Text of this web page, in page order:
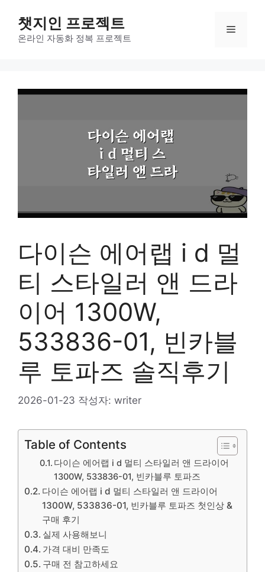
챗지인 프로젝트
온라인 자동화 정복 프로젝트
메
다이슨 에어랩 i d 멀
티 스타일러 앤 드라
이어 1300W,
533836-01, 빈카블
루 토파즈 솔직후기
2026-01-23 작성자: writer
Table of Contents
다이슨 에어랩 i d 멀티 스타일러 앤 드라이어
1300W, 533836-01, 빈카블루 토파즈
다이슨 에어랩 i d 멀티 스타일러 앤 드라이어
1300W, 533836-01, 빈카블루 토파즈 첫인상 &
구매 후기
실제 사용해보니
가격 대비 만족도
구매 전 참고하세요